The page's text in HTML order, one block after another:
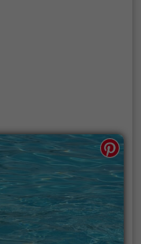
jeder auf seine
Freibadsaison im